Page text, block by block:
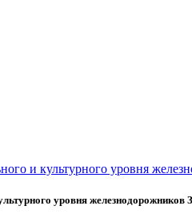
и культурного уровня
уровня железнодорожников